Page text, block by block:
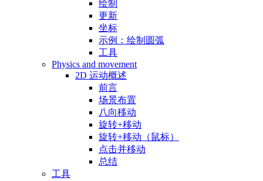
绘制
更新
坐标
示例：绘制圆弧
工具
Physics and movement
2D 运动概述
前言
场景布置
八向移动
旋转+移动
旋转+移动（鼠标）
点击并移动
总结
工具